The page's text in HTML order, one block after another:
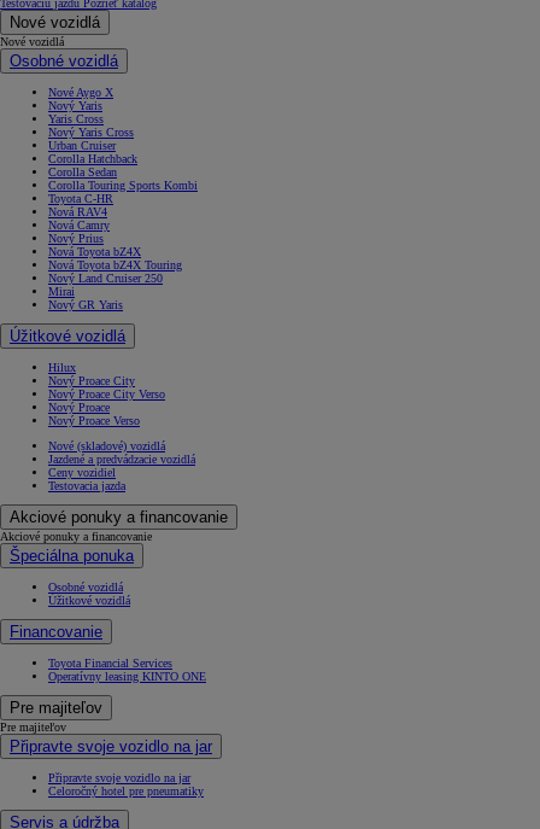
Testovaciu jazdu Pozrieť katalóg
Nové vozidlá
Nové vozidlá
Osobné vozidlá
Nové Aygo X
Nový Yaris
Yaris Cross
Nový Yaris Cross
Urban Cruiser
Corolla Hatchback
Corolla Sedan
Corolla Touring Sports Kombi
Toyota C-HR
Nová RAV4
Nová Camry
Nový Prius
Nová Toyota bZ4X
Nová Toyota bZ4X Touring
Nový Land Cruiser 250
Mirai
Nový GR Yaris
Úžitkové vozidlá
Hilux
Nový Proace City
Nový Proace City Verso
Nový Proace
Nový Proace Verso
Nové (skladové) vozidlá
Jazdené a predvádzacie vozidlá
Ceny vozidiel
Testovacia jazda
Akciové ponuky a financovanie
Akciové ponuky a financovanie
Špeciálna ponuka
Osobné vozidlá
Úžitkové vozidlá
Financovanie
Toyota Financial Services
Operatívny leasing KINTO ONE
Pre majiteľov
Pre majiteľov
Připravte svoje vozidlo na jar
Připravte svoje vozidlo na jar
Celoročný hotel pre pneumatiky
Servis a údržba